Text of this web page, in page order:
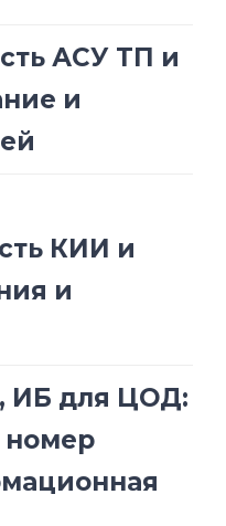
АСУ ТП и
и
КИИ и
и
ИБ для ЦОД:
номер